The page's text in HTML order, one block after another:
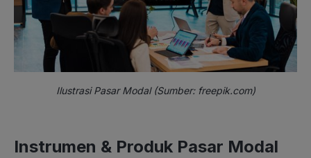
Ilustrasi Pasar Modal (Sumber: freepik.com)
Instrumen & Produk Pasar Modal